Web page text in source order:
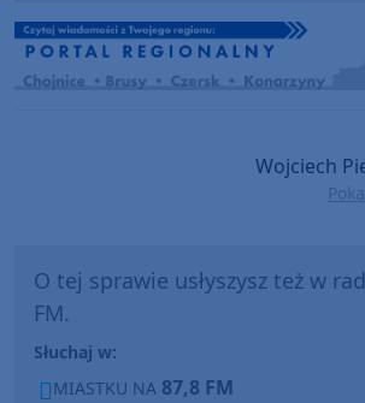
Wojciech
O tej sprawie usłyszysz też w
FM.
Słuchaj w:
MIASTKU NA 87,8 FM